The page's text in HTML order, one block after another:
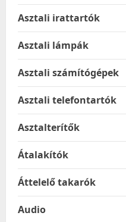
Asztali irattartók
Asztali lámpák
Asztali számítógépek
Asztali telefontartók
Asztalterítők
Átalakítók
Áttelelő takarók
Audio